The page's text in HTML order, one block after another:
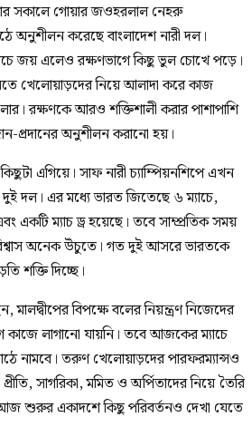
সকালে গোয়ার জওহরলাল নেহরু
অনুশীলন করেছে বাংলাদেশ নারী দল।
জয় এলেও রক্ষণভাগে কিছু ভুল চোখে পড়ে।
খেলোয়াড়দের নিয়ে আলাদা করে কাজ
রক্ষণকে আরও শক্তিশালী করার পাশাপাশি
প্রদানের অনুশীলন করানো হয়।
এগিয়ে। সাফ নারী চ্যাম্পিয়নশিপে এখন
দল। এর মধ্যে ভারত জিতেছে ৬ ম্যাচে,
একটি ম্যাচ ড্র হয়েছে। তবে সাম্প্রতিক সময়
অনেক উঁচুতে। গত দুই আসরে ভারতকে
শক্তি দিচ্ছে।
মালদ্বীপের বিপক্ষে বলের নিয়ন্ত্রণ নিজেদের
লাগানো যায়নি। তবে আজকের ম্যাচে
নামবে। তরুণ খেলোয়াড়দের পারফরম্যান্সও
সাগরিকা, মমিত ও অর্পিতাদের নিয়ে তৈরি
আজ শুরুর একাদশে কিছু পরিবর্তনও দেখা যেতে